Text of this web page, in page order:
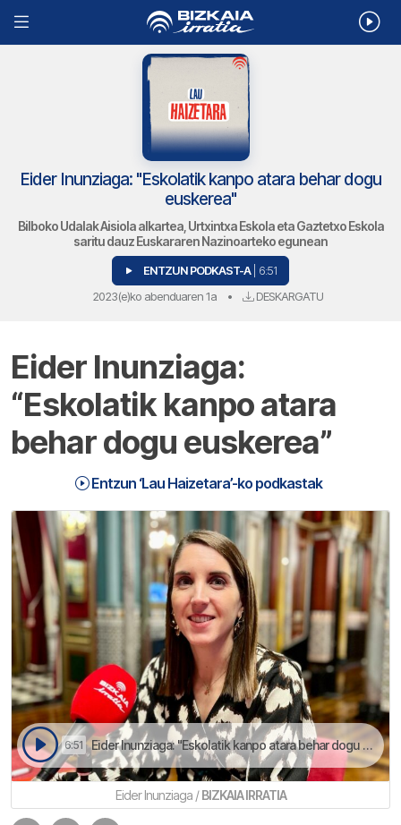
Eider Inunziaga: "Eskolatik kanpo atara behar dogu
euskerea"
Bilboko Udalak Aisiola alkartea, Urtxintxa Eskola eta Gaztetxo Eskola
saritu dauz Euskararen Nazinoarteko egunean
ENTZUN PODKAST-A | 6:51
2023(e)ko abenduaren 1a • DESKARGATU
Eider Inunziaga:
“Eskolatik kanpo atara
behar dogu euskerea”
Entzun ‘Lau Haizetara’-ko podkastak
6:51 Eider Inunziaga: "Eskolatik kanpo atara behar dogu euskerea" | Lau Haizetara
Eider Inunziaga /BIZKAIA IRRATIA